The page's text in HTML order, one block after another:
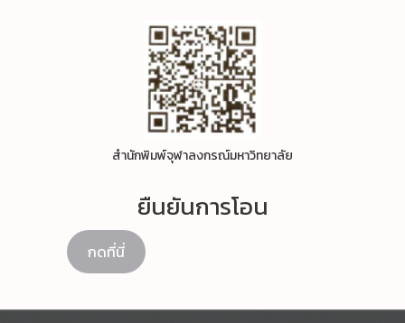
สำนักพิมพ์จุฬาลงกรณ์มหาวิทยาลัย
ยืนยันการโอน
กดที่นี่